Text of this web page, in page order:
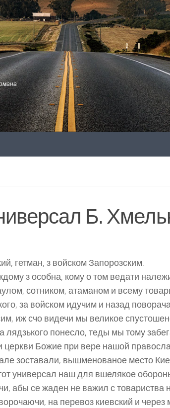
Б.
гетман, з войском Запорозским.
з особна, кому о том ведати
сотником, атаманом и всему
за войском идучим и назад
иж счо видечи мы великое
лядзького понесло, теды мы тому
церкви Божие при вере нашой
зоставали, вышменованое место
универсал наш для вшелякое
абы се жаден не важил с товариства
на перевоз киевский и через